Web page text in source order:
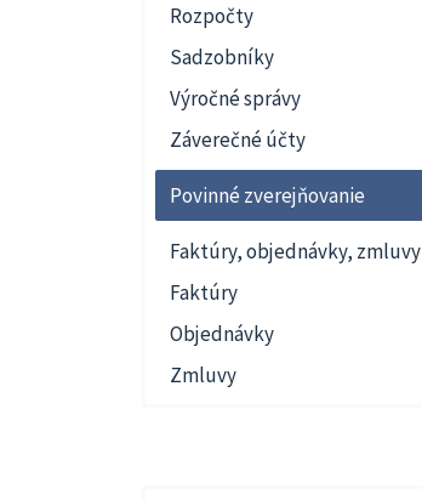
Rozpočty
Sadzobníky
Výročné správy
Záverečné účty
Povinné zverejňovanie
Faktúry, objednávky, zmluvy
Faktúry
Objednávky
Zmluvy